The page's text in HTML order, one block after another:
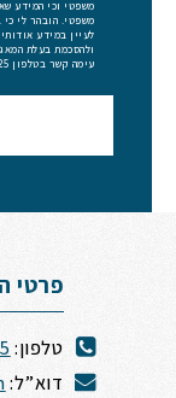
משפטי וכי המידע
לעיין במידע
ולהסכמת בעלת
עימה קשר בטלפון 053-7773025
פרטי
טלפון:
דוא”ל: